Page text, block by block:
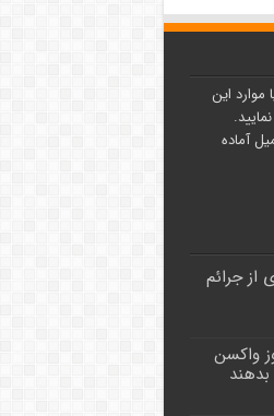
موارد این
آماده
جرائم
میلیون دوز واکسن